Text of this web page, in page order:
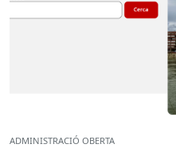
ADMINISTRACIÓ OBERTA